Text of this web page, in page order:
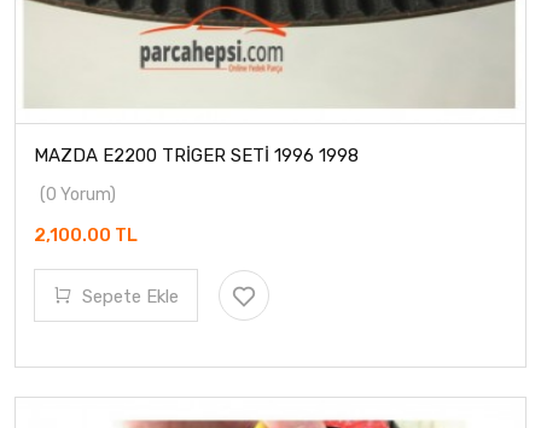
MAZDA E2200 TRİGER SETİ 1996 1998
(0 Yorum)
2,100.00 TL
Sepete Ekle